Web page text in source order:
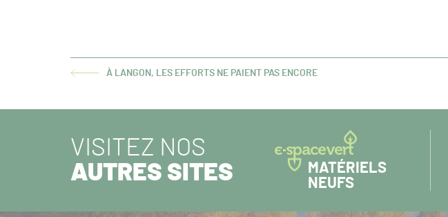
ARTICLEÀ LANGON, LES EFFORTS NE PAIENT PAS ENCORE
VISITEZ NOS
AUTRES SITES
MATÉRIELS
NEUFS